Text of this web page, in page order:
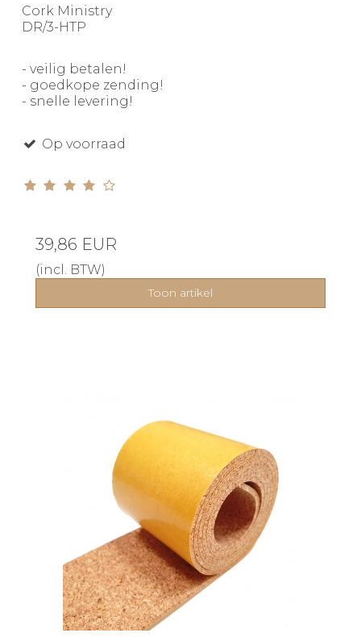
Cork Ministry
DR/3-HTP
- veilig betalen!
- goedkope zending!
- snelle levering!
Op voorraad
39,86 EUR
(incl. BTW)
Toon artikel